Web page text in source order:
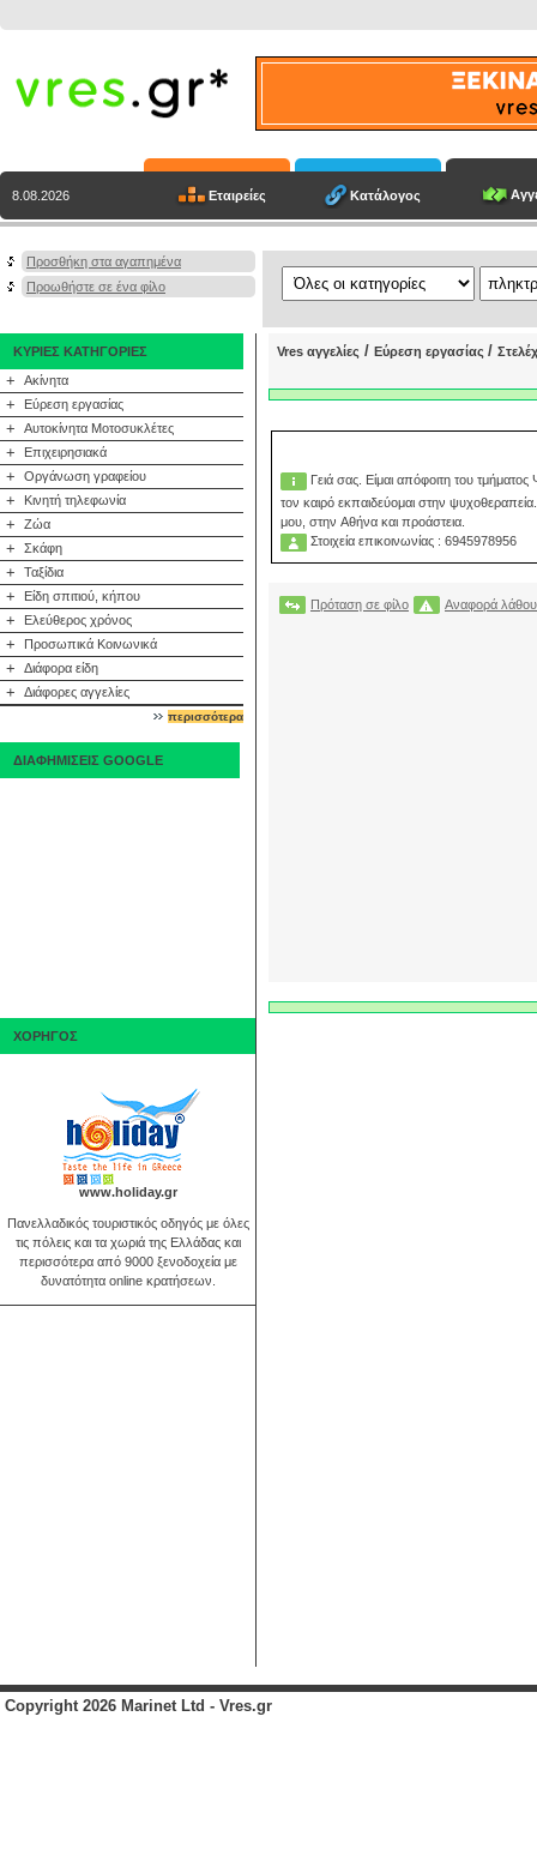
8.08.2026 Εταιρείες Κατάλογος
Προσθήκη στα αγαπημένα
Προωθήστε σε ένα φίλο
ΚΥΡΙΕΣ ΚΑΤΗΓΟΡΙΕΣ
+ Ακίνητα
+ Εύρεση εργασίας
+ Αυτοκίνητα Μοτοσυκλέτες
+ Επιχειρησιακά
+ Οργάνωση γραφείου
+ Κινητή τηλεφωνία
+ Ζώα
+ Σκάφη
+ Ταξίδια
+ Είδη σπιτιού, κήπου
+ Ελεύθερος χρόνος
+ Προσωπικά Κοινωνικά
+ Διάφορα είδη
+ Διάφορες αγγελίες
περισσότερα
ΔΙΑΦΗΜΙΣΕΙΣ GOOGLE
ΧΟΡΗΓΟΣ
www.holiday.gr
Πανελλαδικός τουριστικός οδηγός με όλες
τις πόλεις και τα χωριά της Ελλάδας και
περισσότερα από 9000 ξενοδοχεία με
δυνατότητα online κρατήσεων.
Vres αγγελίες / Εύρεση εργασίας /
Γειά σας. Είμαι απόφοιτη του
τον καιρό εκπαιδεύομαι στην
μου, στην Αθήνα και προάστεια.
Στοιχεία επικοινωνίας : 6945978956
Πρόταση σε φίλο Αναφορά
Copyright 2026 Marinet Ltd - Vres.gr